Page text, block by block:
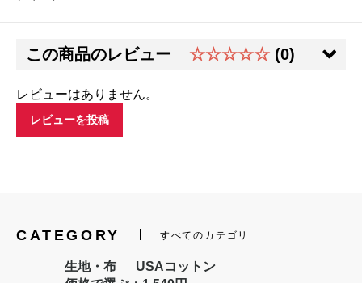
この商品のレビュー ☆☆☆☆☆ (0)
レビューはありません。
レビューを投稿
CATEGORY すべてのカテゴリ
生地・布
USAコットン